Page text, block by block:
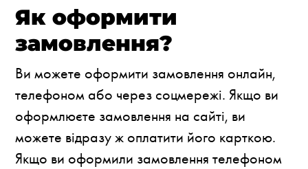
Як оформити
замовлення?
Ви можете оформити замовлення онлайн,
телефоном або через соцмережі. Якщо ви
оформлюєте замовлення на сайті, ви
можете відразу ж оплатити його карткою.
Якщо ви оформили замовлення телефоном